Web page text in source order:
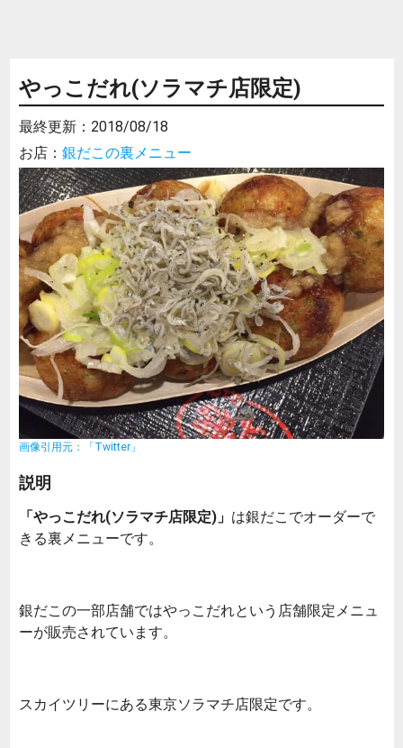
やっこだれ(ソラマチ店限定)
最終更新： 2018/08/18
お店： 銀だこの裏メニュー
画像引用元：「Twitter」
説明
「やっこだれ(ソラマチ店限定)」 は銀だこでオーダーで
きる裏メニューです。
銀だこの一部店舗ではやっこだれという店舗限定メニュ
ーが販売されています。
スカイツリーにある東京ソラマチ店限定です。